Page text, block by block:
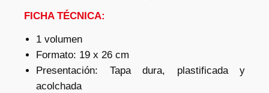
FICHA TÉCNICA:
1 volumen
Formato: 19 x 26 cm
Presentación: Tapa dura, plastificada y
acolchada